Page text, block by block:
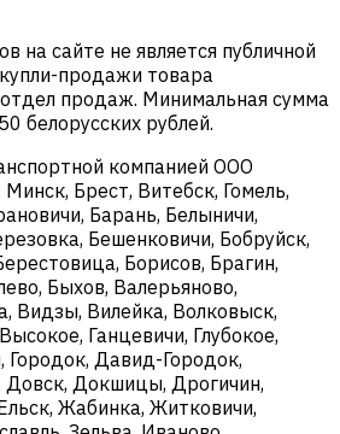
на сайте не является публичной
продажи товара
продаж. Минимальная сумма
белорусских рублей.
компанией ООО
Брест, Витебск, Гомель,
Барань, Белыничи,
Бешенковичи, Бобруйск,
Борисов, Брагин,
Быхов, Валерьяново,
Видзы, Вилейка, Волковыск,
Ганцевичи, Глубокое,
Городок, Давид-Городок,
Докшицы, Дрогичин,
Жабинка, Житковичи,